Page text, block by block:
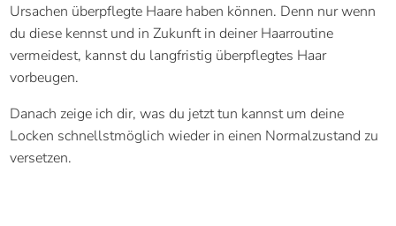
Ursachen überpflegte Haare haben können. Denn nur wenn
du diese kennst und in Zukunft in deiner Haarroutine
vermeidest, kannst du langfristig überpflegtes Haar
vorbeugen.
Danach zeige ich dir, was du jetzt tun kannst um deine
Locken schnellstmöglich wieder in einen Normalzustand zu
versetzen.